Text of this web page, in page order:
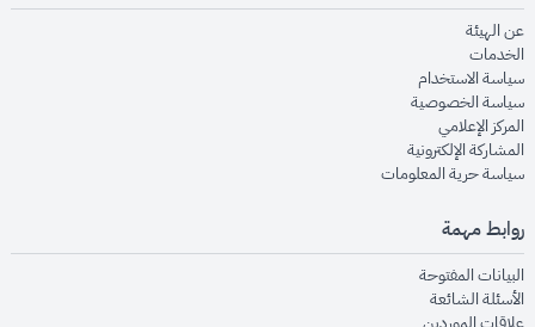
عن الهيئةopens in new window
الخدماتopens in new window
سياسة الاستخدام
سياسة الخصوصيةopens in new window
المركز الإعلاميopens in new window
المشاركة الإلكترونيةopens in new window
سياسة حرية المعلوماتopens in new window
روابط مهمة
البيانات المفتوحةopens in new window
الأسئلة الشائعةopens in new window
opens in new window